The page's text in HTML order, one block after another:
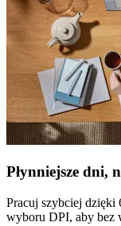
Płynniejsze dni,
Pracuj szybciej
wyboru DPI, aby bez